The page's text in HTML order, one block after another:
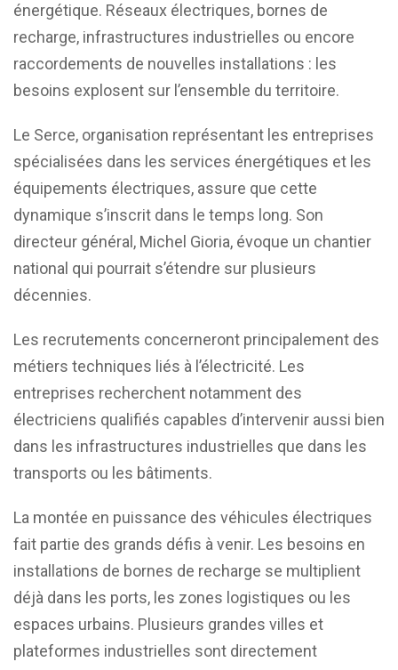
énergétique. Réseaux électriques, bornes de
recharge, infrastructures industrielles ou encore
raccordements de nouvelles installations : les
besoins explosent sur l’ensemble du territoire.
Le Serce, organisation représentant les entreprises
spécialisées dans les services énergétiques et les
équipements électriques, assure que cette
dynamique s’inscrit dans le temps long. Son
directeur général, Michel Gioria, évoque un chantier
national qui pourrait s’étendre sur plusieurs
décennies.
Les recrutements concerneront principalement des
métiers techniques liés à l’électricité. Les
entreprises recherchent notamment des
électriciens qualifiés capables d’intervenir aussi bien
dans les infrastructures industrielles que dans les
transports ou les bâtiments.
La montée en puissance des véhicules électriques
fait partie des grands défis à venir. Les besoins en
installations de bornes de recharge se multiplient
déjà dans les ports, les zones logistiques ou les
espaces urbains. Plusieurs grandes villes et
plateformes industrielles sont directement